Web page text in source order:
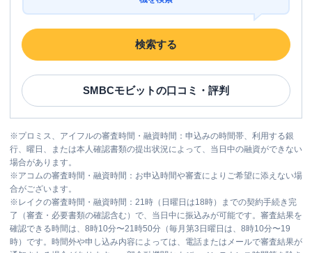
検索する
SMBCモビットの口コミ・評判
※プロミス、アイフルの審査時間・融資時間：申込みの時間帯、利用する銀
行、曜日、または本人確認書類の提出状況によって、当日中の融資ができない
場合があります。
※アコムの審査時間・融資時間：お申込時間や審査によりご希望に添えない場
合がございます。
※ レイクの審査時間・融資時間：21時（日曜日は18時）までの契約手続き完
了（審査・必要書類の確認含む）で、当日中に振込みが可能です。審査結果を
確認できる時間は、8時10分〜21時50分（毎月第3日曜日は、8時10分〜19
時）です。時間外や申し込み内容によっては、電話またはメールで審査結果が